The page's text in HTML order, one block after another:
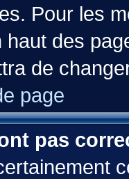
Pour les
haut des
de
page
pas